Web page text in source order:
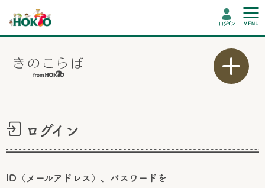
ログイン
ログイン
ID（メールアドレス）、パスワードを